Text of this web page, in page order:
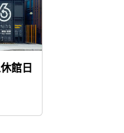
館日